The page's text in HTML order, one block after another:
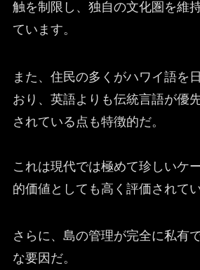
触を制限し、独自の文化圏を維
ています。
また、住民の多くがハワイ語を
おり、英語よりも伝統言語が優
されている点も特徴的だ。
これは現代では極めて珍しいケ
的価値としても高く評価されてい
さらに、島の管理が完全に私有
な要因だ。